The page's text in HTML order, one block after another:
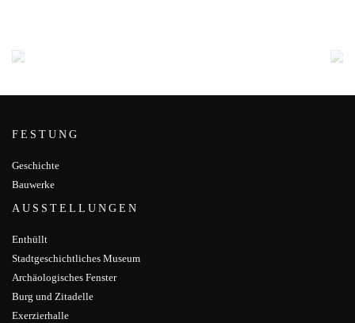
FESTUNG
Geschichte
Bauwerke
AUSSTELLUNGEN
Enthüllt
Stadtgeschichtliches Museum
Archäologisches Fenster
Burg und Zitadelle
Exerzierhalle